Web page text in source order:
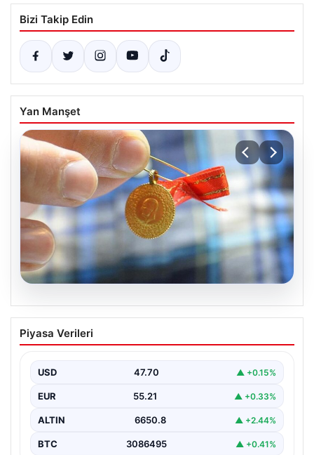
Bizi Takip Edin
Yan Manşet
06.08.2026
Altın fiyatları canlı 8 Nisan 2026: Altın
fiyatları ne kadar oldu? Gram, çeyrek,
fiyatları
Piyasa Verileri
USD 47.70 ▲ +0.15%
EUR 55.21 ▲ +0.33%
ALTIN 6650.8 ▲ +2.44%
BTC 3086495 ▲ +0.41%